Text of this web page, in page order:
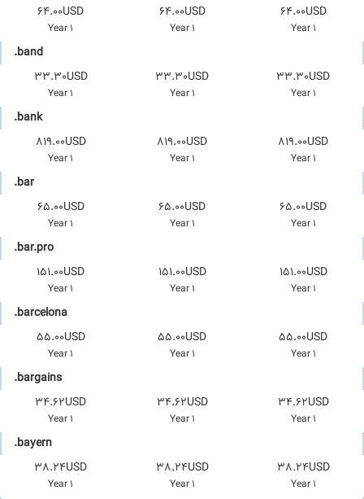
64.00USD
1 Year
64.00USD
1 Year
64.00USD
1 Year
.band
33.30USD
1 Year
33.30USD
1 Year
33.30USD
1 Year
.bank
819.00USD
1 Year
819.00USD
1 Year
819.00USD
1 Year
.bar
65.00USD
1 Year
65.00USD
1 Year
65.00USD
1 Year
.bar.pro
151.00USD
1 Year
151.00USD
1 Year
151.00USD
1 Year
.barcelona
55.00USD
1 Year
55.00USD
1 Year
55.00USD
1 Year
.bargains
34.62USD
1 Year
34.62USD
1 Year
34.62USD
1 Year
.bayern
38.24USD
1 Year
38.24USD
1 Year
38.24USD
1 Year